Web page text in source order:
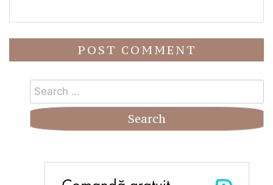
Search
for: